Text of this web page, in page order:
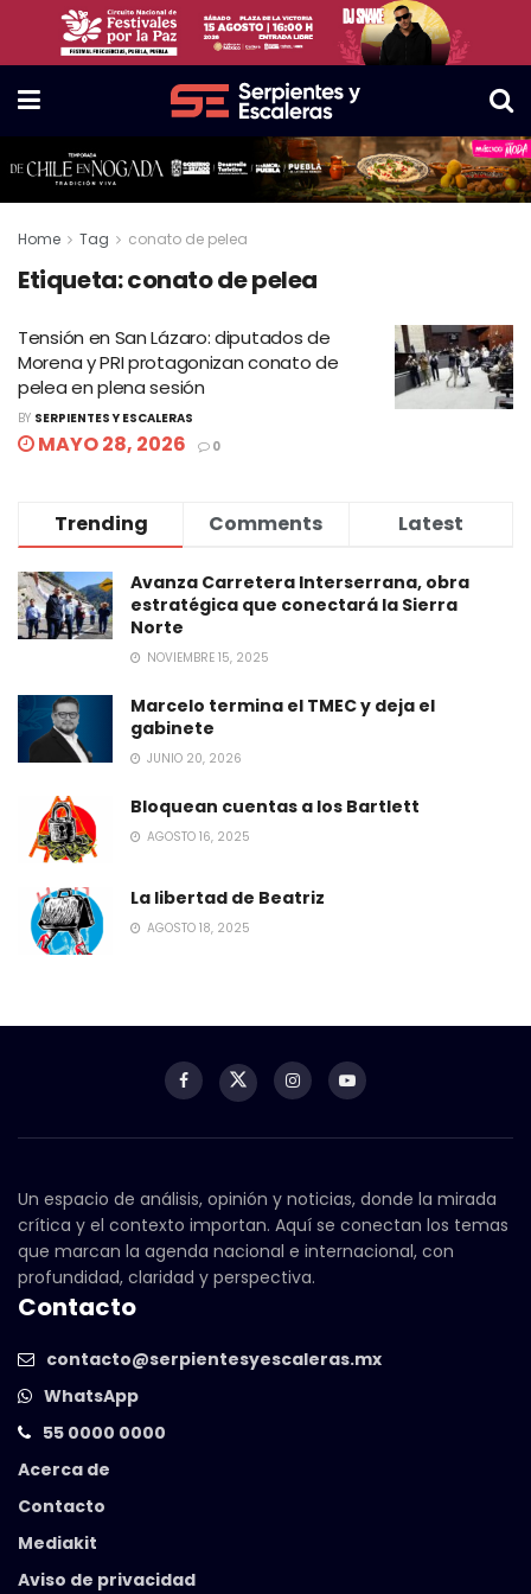
Home Tag conato de pelea
Etiqueta:conato de pelea
Tensión en San Lázaro: diputados de
Morena y PRI protagonizan conato de
pelea en plena sesión
BY SERPIENTES Y ESCALERAS
MAYO 28, 2026 0
Trending Comments Latest
Avanza Carretera Interserrana, obra
estratégica que conectará la Sierra
Norte
NOVIEMBRE 15, 2025
Marcelo termina el TMEC y deja el
gabinete
JUNIO 20, 2026
Bloquean cuentas a los Bartlett
AGOSTO 16, 2025
La libertad de Beatriz
AGOSTO 18, 2025
Un espacio de análisis, opinión y noticias, donde la mirada
crítica y el contexto importan. Aquí se conectan los temas
que marcan la agenda nacional e internacional, con
profundidad, claridad y perspectiva.
Contacto
contacto@serpientesyescaleras.mx
WhatsApp
55 0000 0000
Acerca de
Contacto
Mediakit
Aviso de privacidad